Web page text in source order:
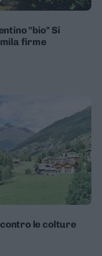
"bio" Si
firme
le colture